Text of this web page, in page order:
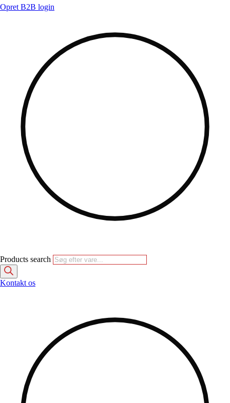
Opret B2B login
Products search
Kontakt os